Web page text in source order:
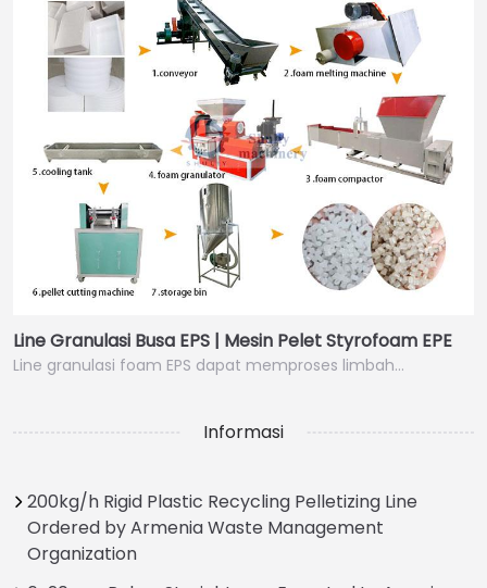
Line Granulasi Busa EPS | Mesin Pelet Styrofoam EPE
Line granulasi foam EPS dapat memproses limbah…
Informasi
200kg/h Rigid Plastic Recycling Pelletizing Line
Ordered by Armenia Waste Management
Organization